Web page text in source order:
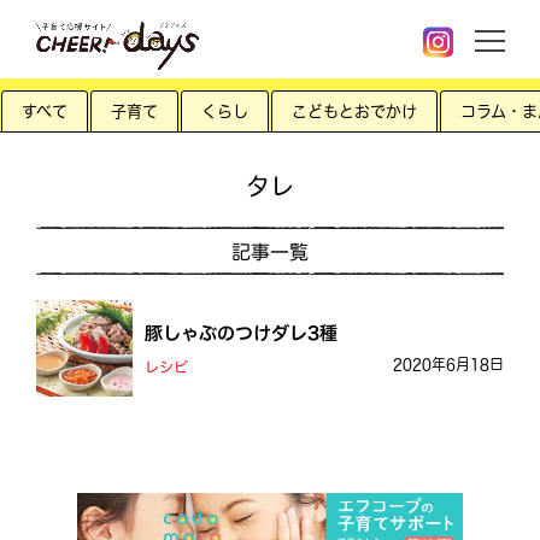
すべて 子育て くらし こどもとおでかけ コラム・
タレ
記事一覧
豚しゃぶのつけダレ3種
レシピ 2020年6月18日